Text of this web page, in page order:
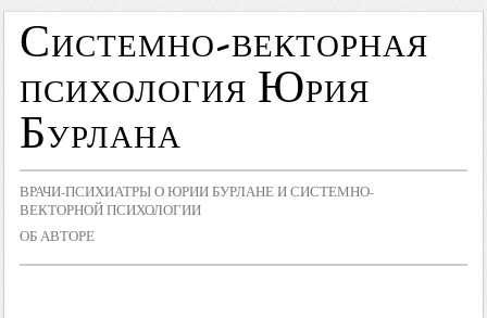
Системно-векторная
психология Юрия
Бурлана
ВРАЧИ-ПСИХИАТРЫ О ЮРИИ БУРЛАНЕ И СИСТЕМНО-
ВЕКТОРНОЙ ПСИХОЛОГИИ
ОБ АВТОРЕ